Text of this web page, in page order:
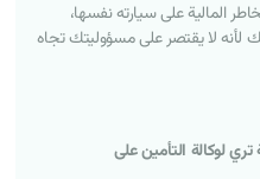
المالية على سيارته نفسها،
لأنه لا يقتصر على مسؤوليتك تجاه
لوكالة التأمين على